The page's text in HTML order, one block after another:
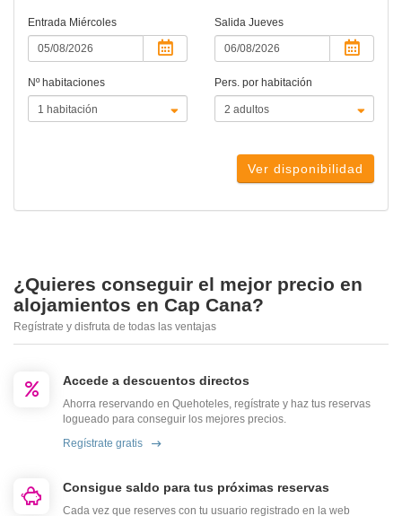
Entrada Miércoles Salida Jueves
Nº habitaciones Pers. por habitación
Ver disponibilidad
¿Quieres conseguir el mejor precio en
alojamientos en Cap Cana?
Regístrate y disfruta de todas las ventajas
Accede a descuentos directos
Ahorra reservando en Quehoteles, regístrate y haz tus reservas
logueado para conseguir los mejores precios.
Regístrate gratis
Consigue saldo para tus próximas reservas
Cada vez que reserves con tu usuario registrado en la web